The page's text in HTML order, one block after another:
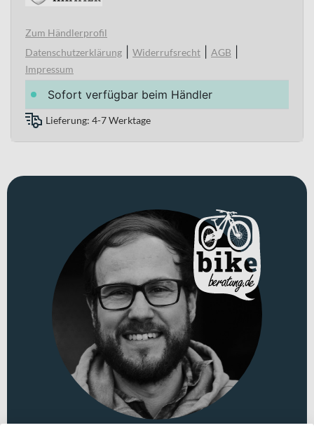
Zum Händlerprofil
Datenschutzerklärung
Widerrufsrecht AGB
Impressum
Sofort verfügbar beim Händler
Lieferung: 4-7 Werktage